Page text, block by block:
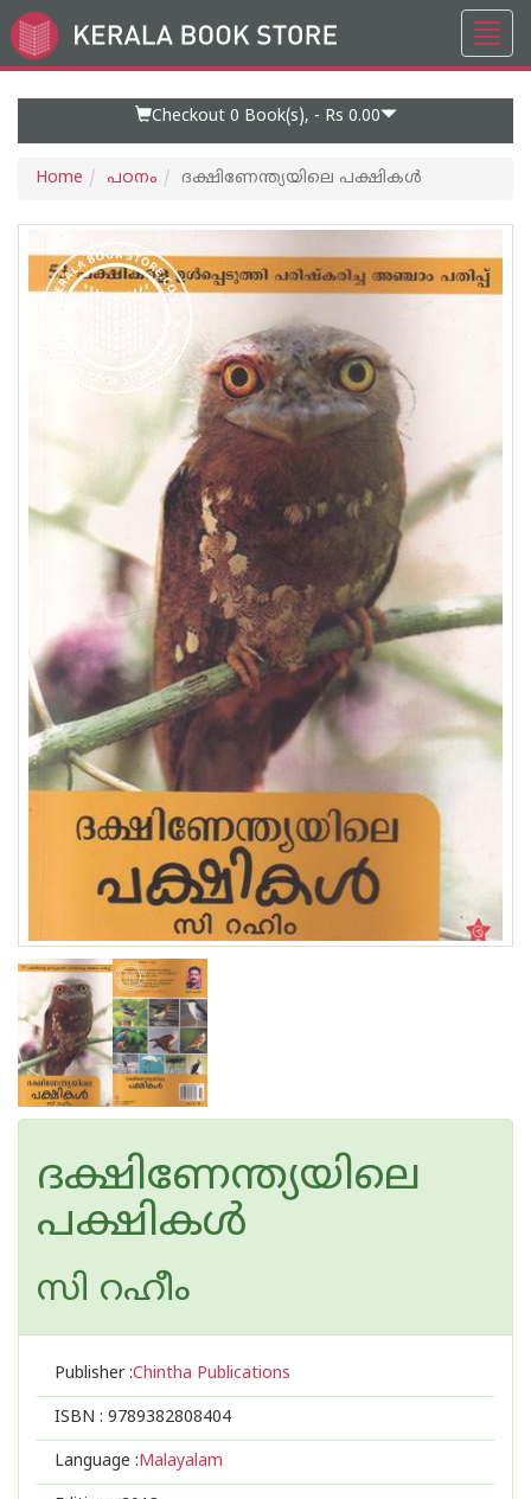
Go
to
Checkout 0 Book(s), - Rs 0.00
Home പഠനം ദക്ഷിണേന്ത്യയിലെ പക്ഷികള്‍
ദക്ഷിണേന്ത്യയിലെ
പക്ഷികള്‍
സി റഹീം
Publisher :Chintha Publications
ISBN : 9789382808404
Language :Malayalam